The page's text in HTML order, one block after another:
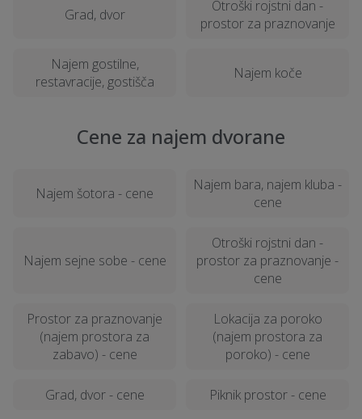
Grad, dvor
Otroški rojstni dan -
prostor za praznovanje
Najem gostilne,
restavracije, gostišča
Najem koče
Cene za najem dvorane
Najem šotora - cene
Najem bara, najem kluba -
cene
Najem sejne sobe - cene
Otroški rojstni dan -
prostor za praznovanje -
cene
Prostor za praznovanje
(najem prostora za
zabavo) - cene
Lokacija za poroko
(najem prostora za
poroko) - cene
Grad, dvor - cene Piknik prostor - cene